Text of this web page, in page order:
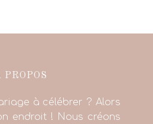
PROPOS
à célébrer ? Alors
endroit ! Nous créons